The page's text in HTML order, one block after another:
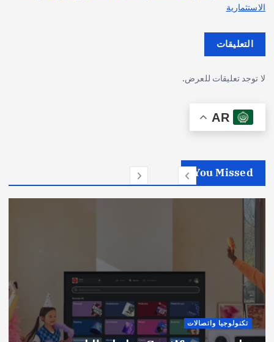
الاستثمارية
التعليقات
لا توجد تعليقات للعرض.
AR
You Missed
تكنولوجيا واتصالات